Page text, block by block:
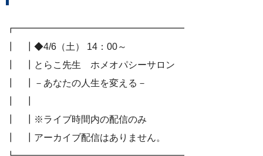
┏━━━━━━━━━━━━━━━━━━
┃ ┃◆4/6（土） 14：00～
┃ ┃とらこ先生 ホメオパシーサロン
┃ ┃－あなたの人生を変える－
┃ ┃※ライブ時間内の配信のみ
┃ ┃アーカイブ配信はありません。